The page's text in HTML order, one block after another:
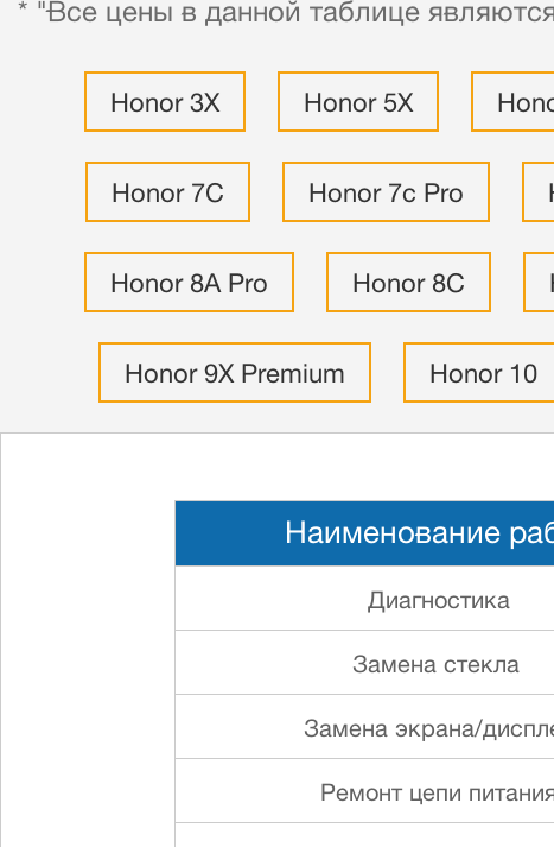
* "Все цены в данной таблице
Honor 3X Honor 5X
Honor 7C Honor 7c Pro
Honor 8A Pro Honor 8C
Honor 9X Premium Honor 10
Наименование
Диагностика
Замена стекла
Замена экрана/
Ремонт цепи